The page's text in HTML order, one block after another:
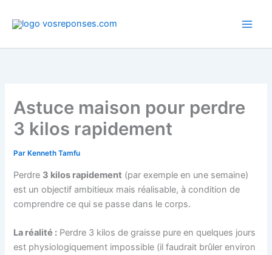
Astuce maison pour perdre
3 kilos rapidement
Par Kenneth Tamfu
Perdre 3 kilos rapidement (par exemple en une semaine)
est un objectif ambitieux mais réalisable, à condition de
comprendre ce qui se passe dans le corps.
La réalité : Perdre 3 kilos de graisse pure en quelques jours
est physiologiquement impossible (il faudrait brûler environ